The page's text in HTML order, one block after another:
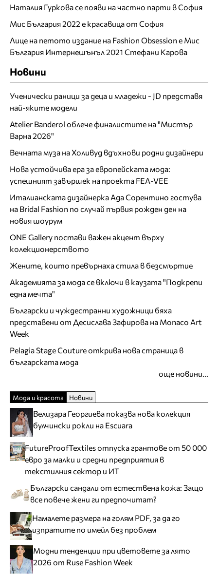
Наталия Гуркова се появи на частно парти в София
Мис България 2022 е красавица от София
Лице на петото издание на Fashion Obsession е Мис
България Интернешънъл 2021 Стефани Карова
Новини
Ученически раници за деца и младежи - JD представя
най-яките модели
Atelier Banderol облече финалистите на "Мистър
Варна 2026"
Вечната муза на Холивуд вдъхнови родни дизайнери
Нова устойчива ера за европейската мода:
успешният завършек на проекта FEA-VEE
Италианската дизайнерка Ада Сорентино гостува
на Bridal Fashion по случай първия рожден ден на
новия шоурум
ONE Gallery постави важен акцент върху
колекционерството
Жените, които превърнаха стила в безсмъртие
Академията за мода се включи в каузата "Подкрепи
една мечта"
Български и чуждестранни художници бяха
представени от Десислава Зафирова на Monaco Art
Week
Pelagia Stage Couture открива нова страница в
българската мода
още новини...
Мода и красота Новини
Велизара Георгиева показва нова колекция
булчински рокли на Escuara
FutureProofTextiles отпуска грантове от 50 000
евро за малки и средни предприятия в
текстилния сектор и ИТ
Български сандали от естествена кожа: Защо
все повече жени ги предпочитат?
Намалете размера на голям PDF, за да го
изпратите по имейл без проблем
Модни тенденции при цветовете за лято
2026 от Ruse Fashion Week